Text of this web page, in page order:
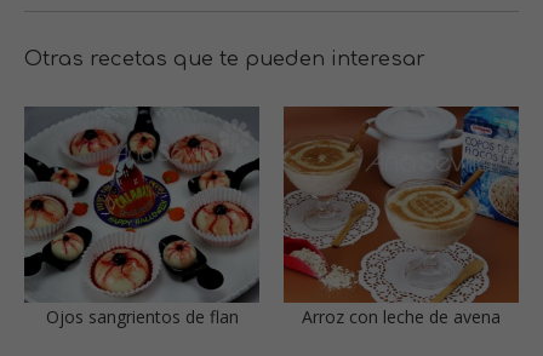
Otras recetas que te pueden interesar
Ojos sangrientos de flan Arroz con leche de avena